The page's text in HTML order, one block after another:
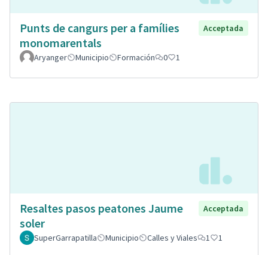
Punts de cangurs per a famílies
monomarentals
Acceptada
Aryanger Municipio Formación 0 1
Resaltes pasos peatones Jaume
soler
Acceptada
SuperGarrapatilla Municipio Calles y Viales 1 1